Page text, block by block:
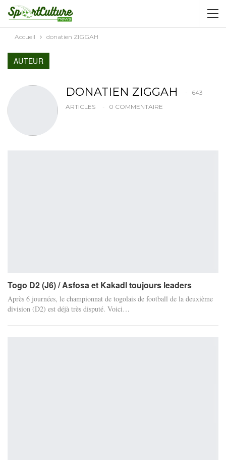
Accueil donatien ZIGGAH
AUTEUR
DONATIEN ZIGGAH
643
ARTICLES
0 COMMENTAIRE
Togo D2 (J6) / Asfosa et Kakadl toujours leaders
Après 6 journées, le championnat de togolais de football de la deuxième
division (D2) est déjà très disputé. Voici…
AUTORISATION DE LA HAAC N°0134/HAAC/12-